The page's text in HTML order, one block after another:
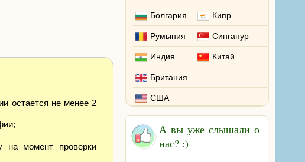
Болгария Кипр
Румыния Сингапур
Индия Китай
Британия
США
А вы уже слышали о
нас? :)
остается не менее 2
на момент проверки